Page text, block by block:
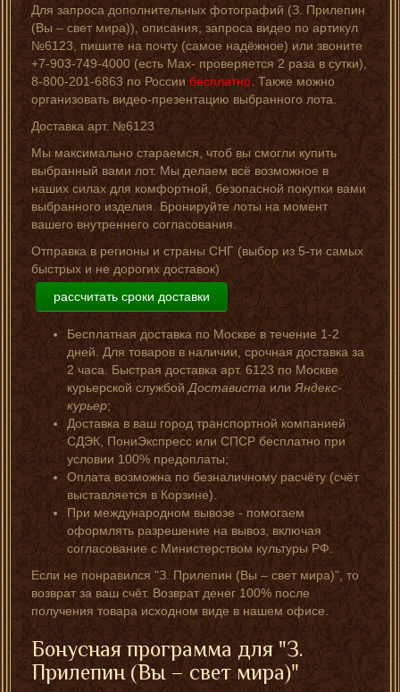
Для запроса дополнительных фотографий (З. Прилепин
(Вы – свет мира)), описания, запроса видео по артикул
№6123, пишите на почту (самое надёжное) или звоните
+7-903-749-4000 (есть Мах- проверяется 2 раза в сутки),
8-800-201-6863 по Россиибесплатно. Также можно
организовать видео-презентацию выбранного лота.
Доставка арт. №6123
Мы максимально стараемся, чтоб вы смогли купить
выбранный вами лот. Мы делаем всё возможное в
наших силах для комфортной, безопасной покупки вами
выбранного изделия. Бронируйте лоты на момент
вашего внутреннего согласования.
Отправка в регионы и страны СНГ (выбор из 5-ти самых
быстрых и не дорогих доставок)
рассчитать сроки доставки
Бесплатная доставка по Москве в течение 1-2
дней. Для товаров в наличии, срочная доставка за
2 часа. Быстрая доставка арт. 6123 по Москве
курьерской службойДоставистаили Яндекс-
курьер;
Доставка в ваш город транспортной компанией
СДЭК, ПониЭкспресс или СПСР бесплатно при
условии 100% предоплаты;
Оплата возможна по безналичному расчёту (счёт
выставляется в Корзине).
При международном вывозе - помогаем
оформлять разрешение на вывоз, включая
согласование с Министерством культуры РФ.
Если не понравился "З. Прилепин (Вы – свет мира)", то
возврат за ваш счёт. Возврат денег 100% после
получения товара исходном виде в нашем офисе.
Бонусная программа для "З.
Прилепин (Вы – свет мира)"